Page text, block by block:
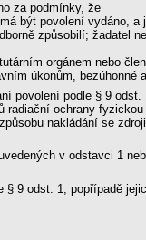
za podmínky, že
být povolení vydáno,
způsobilí; žadatel
orgánem nebo
úkonům, bezúhonné
povolení podle § 9
radiační ochrany
nakládání se
v odstavci 1
§ 9 odst. 1, popřípadě